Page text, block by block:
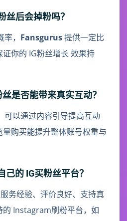
丝后会掉粉吗？
， Fansgurus提供一定比
你的 IG粉丝增长 效果持
是否能带来真实互动？
可以通过内容引导提高互动
购买能提升整体账号权重与
的 IG买粉丝平台？
务经验、评价良好、支持真
的 Instagram刷粉平台，如